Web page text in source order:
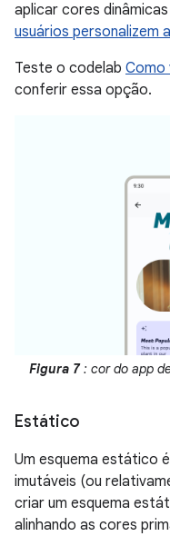
aplicar cores
usuários personalizem
Teste o codelab Como
conferir essa opção.
Figura 7: cor do app
Estático
Um esquema estático
imutáveis (ou
criar um esquema
alinhando as cores